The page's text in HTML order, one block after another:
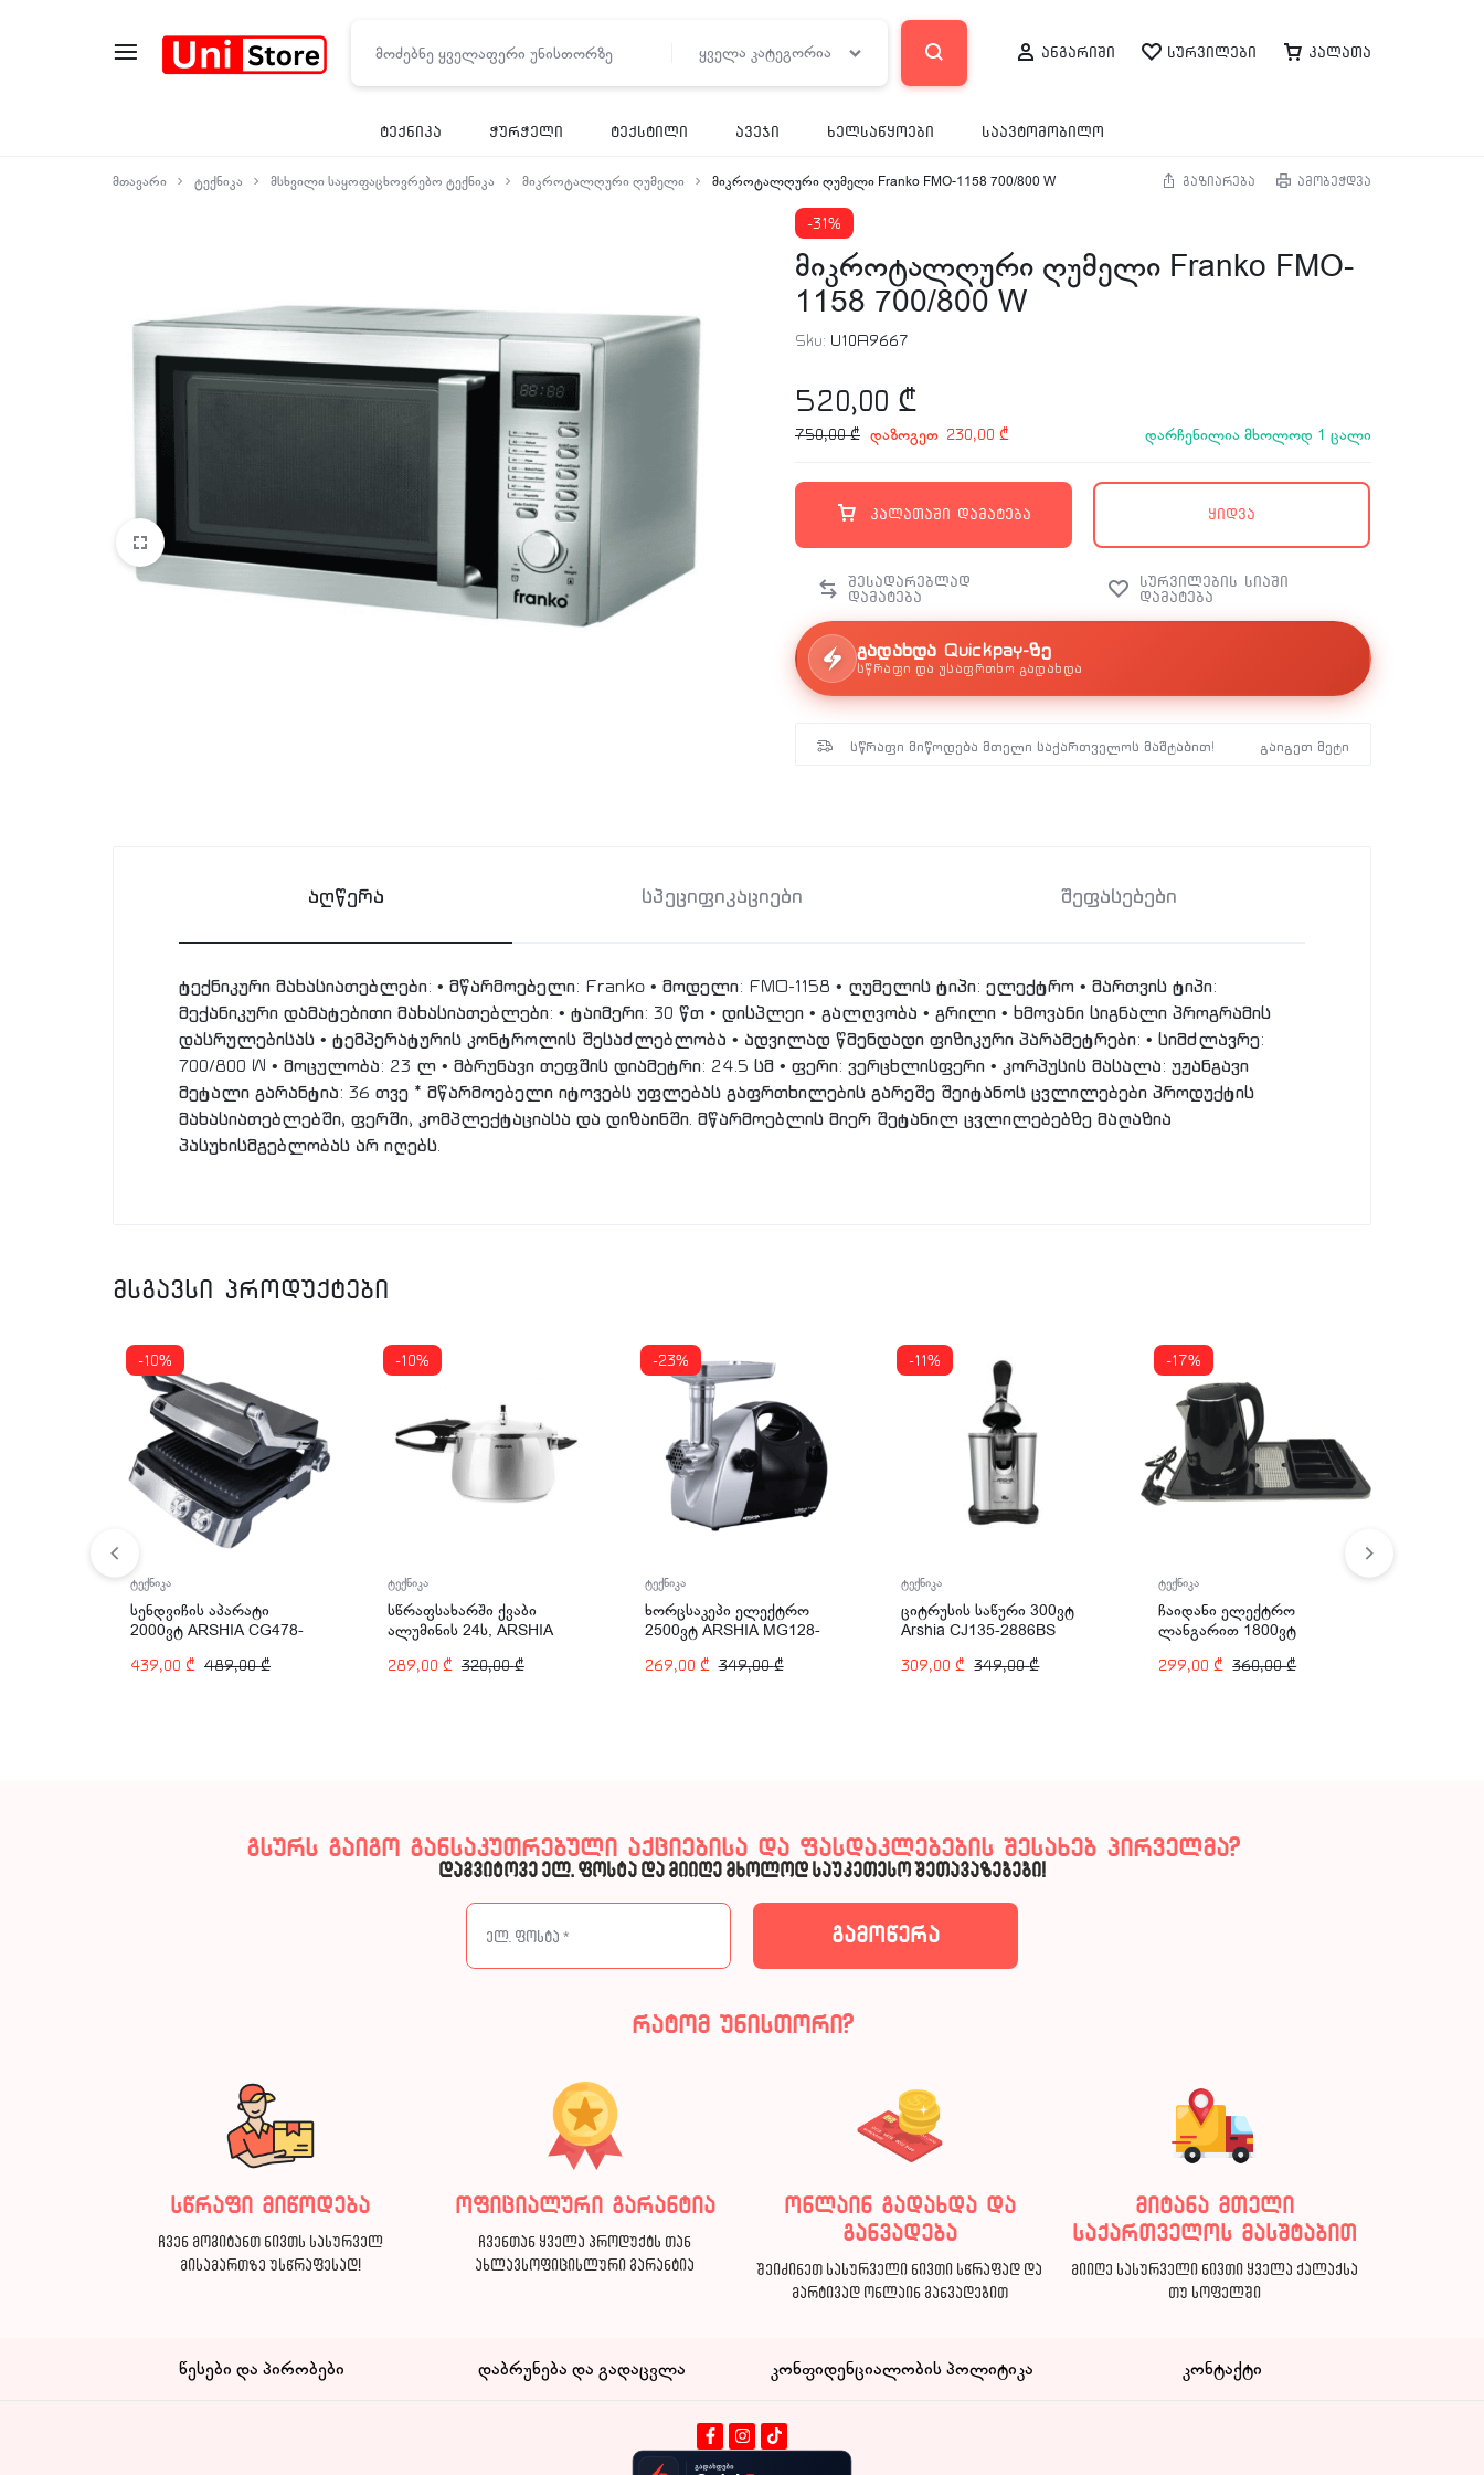
ყველა კატეგორია ანგარიში სურვილები კალათა
ტექნიკა ჭურჭელი ტექსტილი ავეჯი ხელსაწყოები საავტომობილო
მთავარი ტექნიკა მსხვილი საყოფაცხოვრებო ტექნიკა მიკროტალღური ღუმელი მიკროტალღური ღუმელი Franko FMO-1158 700/800 W გაზიარება ამობეჭდვა
-31%
მიკროტალღური ღუმელი Franko FMO-
1158 700/800 W
Sku: U10A9667
520,00 ₾
750,00₾ დაზოგეთ 230,00₾ დარჩენილია მხოლოდ 1 ცალი
კალათაში დამატება ყიდვა
გადახდა Quickpay-ზე
სწრაფი და უსაფრთხო გადახდა
სწრაფი მიწოდება მთელი საქართველოს მაშტაბით! გაიგეთ მეტი
აღწერა სპეციფიკაციები შეფასებები
ტექნიკური მახასიათებლები: • მწარმოებელი: Franko • მოდელი: FMO-1158 • ღუმელის ტიპი: ელექტრო • მართვის ტიპი:
მექანიკური დამატებითი მახასიათებლები: • ტაიმერი: 30 წთ • დისპლეი • გალღვობა • გრილი • ხმოვანი სიგნალი პროგრამის
დასრულებისას • ტემპერატურის კონტროლის შესაძლებლობა • ადვილად წმენდადი ფიზიკური პარამეტრები: • სიმძლავრე:
700/800 W • მოცულობა: 23 ლ • მბრუნავი თეფშის დიამეტრი: 24.5 სმ • ფერი: ვერცხლისფერი • კორპუსის მასალა: უჟანგავი
მეტალი გარანტია: 36 თვე * მწარმოებელი იტოვებს უფლებას გაფრთხილების გარეშე შეიტანოს ცვლილებები პროდუქტის
მახასიათებლებში, ფერში, კომპლექტაციასა და დიზაინში. მწარმოებლის მიერ შეტანილ ცვლილებებზე მაღაზია
პასუხისმგებლობას არ იღებს.
მსგავსი პროდუქტები
-10%
ტექნიკა
სენდვიჩის აპარატი
2000ვტ ARSHIA CG478-
439,00 ₾ 489,00₾
-10%
ტექნიკა
სწრაფსახარში ქვაბი
ალუმინის 24ს, ARSHIA
289,00 ₾ 320,00₾
-23%
ტექნიკა
ხორცსაკეპი ელექტრო
2500ვტ ARSHIA MG128-
269,00 ₾ 349,00₾
-11%
ტექნიკა
ციტრუსის საწური 300ვტ
Arshia CJ135-2886BS
309,00 ₾ 349,00₾
-17%
ტექნიკა
ჩაიდანი ელექტრო
ლანგარით 1800ვტ
2828
299,00 ₾ 360,00₾
გსურს გაიგო განსაკუთრებული აქციებისა და ფასდაკლებების შესახებ პირველმა?
დაგვიტოვე ელ. ფოსტა და მიიღე მხოლოდ საუკეთესო შეთავაზებები!
რატომ უნისთორი?
სწრაფი მიწოდება
ჩვენ მოგიტანთ ნივთს სასურველ
მისამართზე უსწრაფესად!
ოფიციალური გარანტია
ჩვენთან ყველა პროდუქტს თან
ახლავსოფიცისლური გარანტია
ონლაინ გადახდა და
განვადება
შეიძინეთ სასურველი ნივთი სწრაფად და
მარტივად ონლაინ განვადებით
მიტანა მთელი
საქართველოს მასშტაბით
მიიღე სასურველი ნივთი ყველა ქალაქსა
თუ სოფელში
წესები და პირობები დაბრუნება და გადაცვლა კონფიდენციალობის პოლიტიკა კონტაქტი